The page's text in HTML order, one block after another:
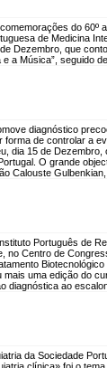
do 60º
de Medicina
Dezembro, que
a Música”, seguido
diagnóstico
forma de controlar a
dia 15 de
O grande
Calouste Gulbenkian,
Português de
no Centro de
uma edição do
diagnóstica ao
da Sociedade
clínica» foi o